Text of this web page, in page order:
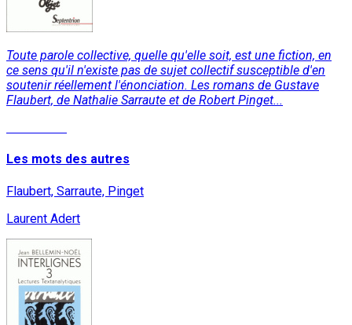
Toute parole collective, quelle qu'elle soit, est une fiction, en
ce sens qu'il n'existe pas de sujet collectif susceptible d'en
soutenir réellement l'énonciation. Les romans de Gustave
Flaubert, de Nathalie Sarraute et de Robert Pinget...
Les mots des autres
Flaubert, Sarraute, Pinget
Laurent Adert